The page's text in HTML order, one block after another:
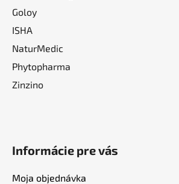
Goloy
ISHA
NaturMedic
Phytopharma
Zinzino
Informácie pre vás
Moja objednávka